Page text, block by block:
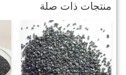
منتجات ذات صلة